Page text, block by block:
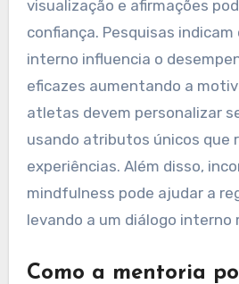
diálogo interno?
Insights de especialistas
significativamente as
interno para atletas
uma mentalidade positiva.
visualização e afirmações
confiança. Pesquisas indicam
interno influencia o
atletas devem personalizar